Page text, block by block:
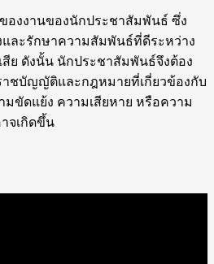
องงานของนักประชาสัมพันธ์ ซึ่ง
และรักษาความสัมพันธ์ที่ดีระหว่าง
ย ดังนั้น นักประชาสัมพันธ์จึงต้อง
าชบัญญัติและกฎหมายที่เกี่ยวข้องกับ
มขัดแย้ง ความเสียหาย หรือความ
จเกิดขึ้น